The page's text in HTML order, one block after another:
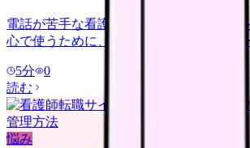
電話が苦手な看護師さんへ。転職サイト
心で使うために、登録前に決める連絡ル
5分
0
読む
悩み